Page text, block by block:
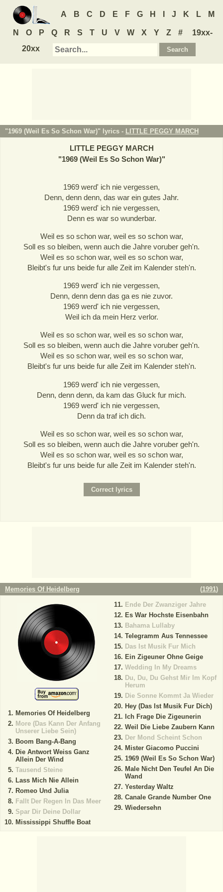
A B C D E F G H J K L M
N O P Q R S T U V W X Y Z #
19xx-
20xx
"1969 (Weil Es So Schon War)" lyrics - LITTLE PEGGY MARCH
LITTLE PEGGY MARCH
"1969 (Weil Es So Schon War)"
1969 werd' ich nie vergessen,
Denn, denn denn, das war ein gutes Jahr.
1969 werd' ich nie vergessen,
Denn es war so wunderbar.
Weil es so schon war, weil es so schon war,
Soll es so bleiben, wenn auch die Jahre voruber geh'n.
Weil es so schon war, weil es so schon war,
Bleibt's fur uns beide fur alle Zeit im Kalender steh'n.
1969 werd' ich nie vergessen,
Denn, denn denn das ga es nie zuvor.
1969 werd' ich nie vergessen,
Weil ich da mein Herz verlor.
Weil es so schon war, weil es so schon war,
Soll es so bleiben, wenn auch die Jahre voruber geh'n.
Weil es so schon war, weil es so schon war,
Bleibt's fur uns beide fur alle Zeit im Kalender steh'n.
1969 werd' ich nie vergessen,
Denn, denn denn, da kam das Gluck fur mich.
1969 werd' ich nie vergessen,
Denn da traf ich dich.
Weil es so schon war, weil es so schon war,
Soll es so bleiben, wenn auch die Jahre voruber geh'n.
Weil es so schon war, weil es so schon war,
Bleibt's fur uns beide fur alle Zeit im Kalender steh'n.
Memories Of Heidelberg (1991)
Memories Of Heidelberg
More (Das Kann Der Anfang
Unserer Liebe Sein)
Boom Bang-A-Bang
Die Antwort Weiss Ganz
Allein Der Wind
Tausend Steine
Lass Mich Nie Allein
Romeo Und Julia
Fallt Der Regen In Das Meer
Spar Dir Deine Dollar
Mississippi Shuffle Boat
Ende Der Zwanziger Jahre
Es War Hochste Eisenbahn
Bahama Lullaby
Telegramm Aus Tennessee
Das Ist Musik Fur Mich
Ein Zigeuner Ohne Geige
Wedding In My Dreams
Du, Du, Du Gehst Mir Im Kopf
Herum
Die Sonne Kommt Ja Wieder
Hey (Das Ist Musik Fur Dich)
Ich Frage Die Zigeunerin
Weil Die Liebe Zaubern Kann
Der Mond Scheint Schon
Mister Giacomo Puccini
1969 (Weil Es So Schon War)
Male Nicht Den Teufel An Die
Wand
Yesterday Waltz
Canale Grande Number One
Wiedersehn